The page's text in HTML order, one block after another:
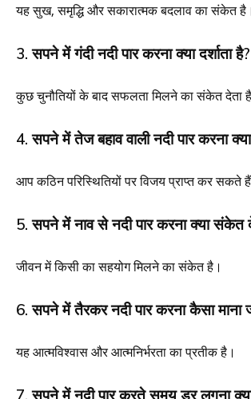
यह सुख, समृद्धि और सकारात्मक बदलाव का संकेत है।
3. सपने में गंदी नदी पार करना क्या दर्शाता है?
कुछ चुनौतियों के बाद सफलता मिलने का संकेत देता
4. सपने में तेज बहाव वाली नदी पार करना
आप कठिन परिस्थितियों पर विजय प्राप्त कर सकते
5. सपने में नाव से नदी पार करना क्या संकेत
जीवन में किसी का सहयोग मिलने का संकेत है।
6. सपने में तैरकर नदी पार करना कैसा माना
यह आत्मविश्वास और आत्मनिर्भरता का प्रतीक है।
7. सपने में नदी पार करते समय डर लगना क्या